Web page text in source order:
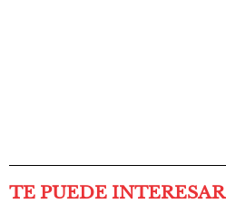
TE PUEDE INTERESAR